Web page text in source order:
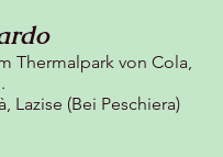
Thermalpark von Cola,
Lazise (Bei Peschiera)